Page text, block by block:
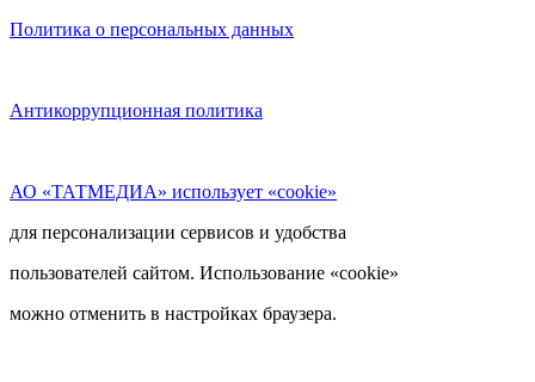
Политика о персональных данных
Антикоррупционная политика
АО «ТАТМЕДИА» использует «cookie»
для персонализации сервисов и удобства
пользователей сайтом. Использование «cookie»
можно отменить в настройках браузера.